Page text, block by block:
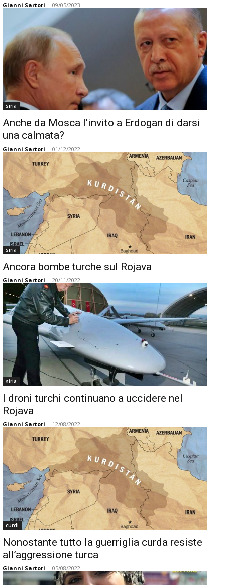
Gianni Sartori - 09/05/2023
siria
Anche da Mosca l’invito a Erdogan di darsi
una calmata?
Gianni Sartori - 01/12/2022
siria
Ancora bombe turche sul Rojava
Gianni Sartori - 20/11/2022
siria
I droni turchi continuano a uccidere nel
Rojava
Gianni Sartori - 12/08/2022
curdi
Nonostante tutto la guerriglia curda resiste
all’aggressione turca
Gianni Sartori - 05/08/2022